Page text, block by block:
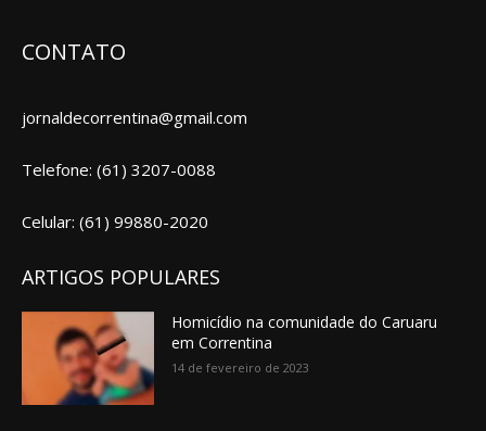
CONTATO
jornaldecorrentina@gmail.com
Telefone: (61) 3207-0088
Celular: (61) 99880-2020
ARTIGOS POPULARES
Homicídio na comunidade do Caruaru
em Correntina
14 de fevereiro de 2023